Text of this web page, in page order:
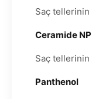
Saç tellerinin
Ceramide NP
Saç tellerinin
Panthenol